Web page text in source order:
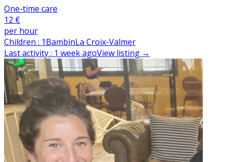
One-time care
12 €
per hour
Children : 1BambinLa Croix-Valmer
Last activity: 1 week agoView listing →